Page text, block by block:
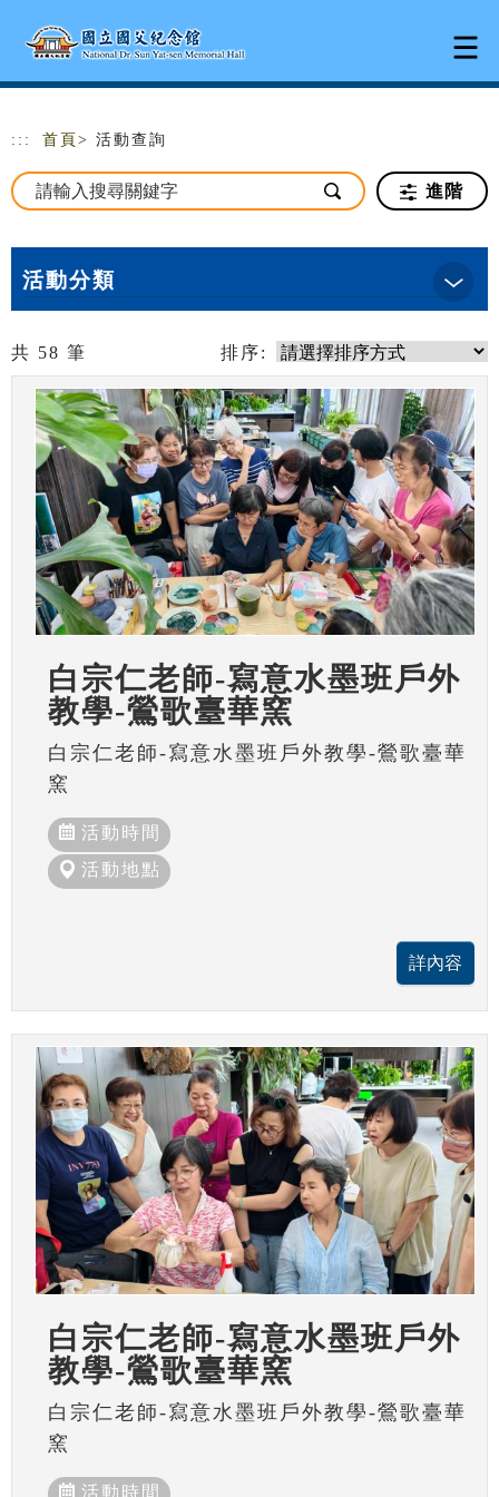
::: 首頁 > 活動查詢
進階
活動分類
共 58 筆 排序:
白宗仁老師-寫意水墨班戶外
教學-鶯歌臺華窯
白宗仁老師-寫意水墨班戶外教學-鶯歌臺華
窯
活動時間
活動地點
白宗仁老師-寫意水墨班戶外
教學-鶯歌臺華窯
白宗仁老師-寫意水墨班戶外教學-鶯歌臺華
窯
活動時間